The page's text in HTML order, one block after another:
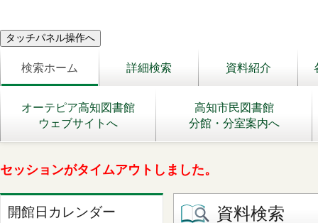
検索ホーム 詳細検索 資料紹介
オーテピア高知図書館
ウェブサイトへ
高知市民図書館
分館・分室案内へ
セッションがタイムアウトしました。
開館日カレンダー 資料検索